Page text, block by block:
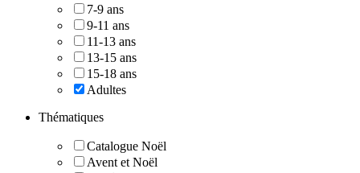
7-9 ans
9-11 ans
11-13 ans
13-15 ans
15-18 ans
Adultes
Thématiques
Catalogue Noël
Avent et Noël